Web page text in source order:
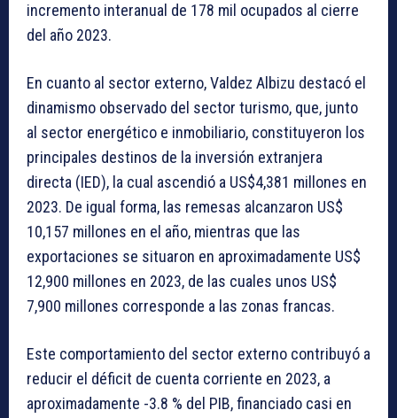
incremento interanual de 178 mil ocupados al cierre
del año 2023.
En cuanto al sector externo, Valdez Albizu destacó el
dinamismo observado del sector turismo, que, junto
al sector energético e inmobiliario, constituyeron los
principales destinos de la inversión extranjera
directa (IED), la cual ascendió a US$4,381 millones en
2023. De igual forma, las remesas alcanzaron US$
10,157 millones en el año, mientras que las
exportaciones se situaron en aproximadamente US$
12,900 millones en 2023, de las cuales unos US$
7,900 millones corresponde a las zonas francas.
Este comportamiento del sector externo contribuyó a
reducir el déficit de cuenta corriente en 2023, a
aproximadamente -3.8 % del PIB, financiado casi en